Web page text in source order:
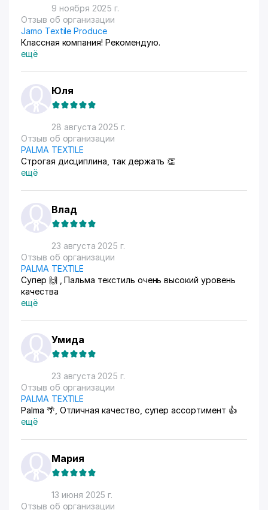
9 ноября 2025 г.
Отзыв об организации
Jamo Textile Produce
Классная компания! Рекомендую.
ещё
Юля
28 августа 2025 г.
Отзыв об организации
PALMA TEXTILE
Строгая дисциплина, так держать 👏
ещё
Влад
23 августа 2025 г.
Отзыв об организации
PALMA TEXTILE
Супер 🙌 , Пальма текстиль очень высокий уровень
качества
ещё
Умида
23 августа 2025 г.
Отзыв об организации
PALMA TEXTILE
Palma 🌴, Отличная качество, супер ассортимент 👍
ещё
Мария
13 июня 2025 г.
Отзыв об организации